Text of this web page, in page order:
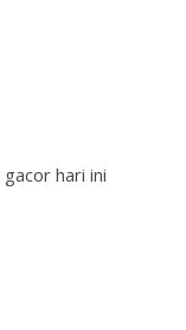
gacor hari ini